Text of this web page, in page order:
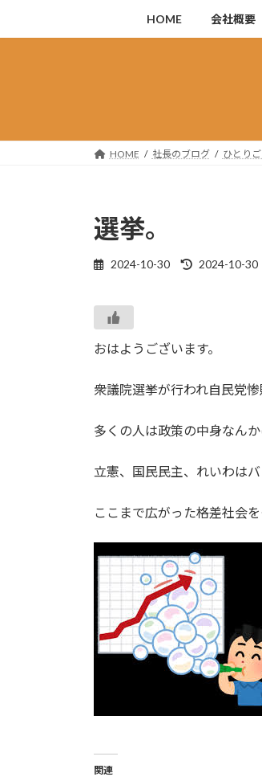
キ
に
HOME 会社概要
HOME 社長のブログ ひとりご
選挙。
2024-10-30
最
時
:
2024-10-30
おはようございます。
衆議院選挙が行われ自民党
多くの人は政策の中身なん
立憲、国民民主、れいわはバ
ここまで広がった格差社会
関連